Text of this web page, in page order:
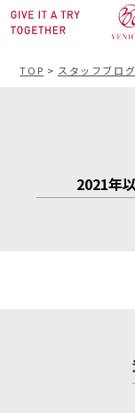
TOP > スタッフブログ
2021年